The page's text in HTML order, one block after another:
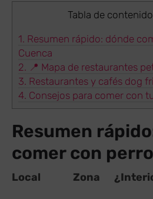
Tabla de
1. Resumen rápido: dónde
Cuenca
2. 📍 Mapa de restaurantes
3. Restaurantes y cafés dog
4. Consejos para comer con
Resumen
comer con
Local Zona